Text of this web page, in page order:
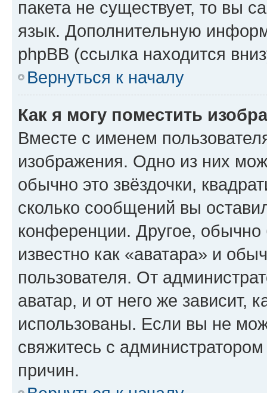
пакета не существует, то вы
язык. Дополнительную
phpBB (ссылка находится
Вернуться к началу
Как я могу поместить
Вместе с именем
изображения. Одно из них
обычно это звёздочки,
сколько сообщений вы
конференции. Другое,
известно как «аватара» и
пользователя. От
аватар, и от него же зависит,
использованы. Если вы не
свяжитесь с
причин.